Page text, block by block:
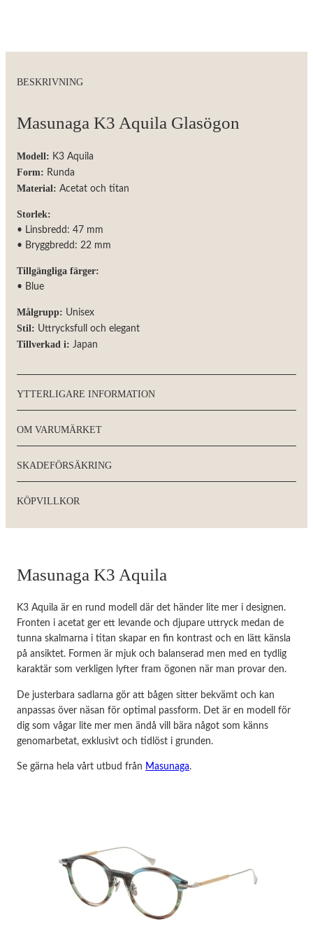
BESKRIVNING
Masunaga K3 Aquila Glasögon
Modell: K3 Aquila
Form: Runda
Material: Acetat och titan
Storlek:
• Linsbredd: 47 mm
• Bryggbredd: 22 mm
Tillgängliga färger:
• Blue
Målgrupp: Unisex
Stil: Uttrycksfull och elegant
Tillverkad i: Japan
YTTERLIGARE INFORMATION
OM VARUMÄRKET
SKADEFÖRSÄKRING
KÖPVILLKOR
Masunaga K3 Aquila
K3 Aquila är en rund modell där det händer lite mer i designen.
Fronten i acetat ger ett levande och djupare uttryck medan de
tunna skalmarna i titan skapar en fin kontrast och en lätt känsla
på ansiktet. Formen är mjuk och balanserad men med en tydlig
karaktär som verkligen lyfter fram ögonen när man provar den.
De justerbara sadlarna gör att bågen sitter bekvämt och kan
anpassas över näsan för optimal passform. Det är en modell för
dig som vågar lite mer men ändå vill bära något som känns
genomarbetat, exklusivt och tidlöst i grunden.
Se gärna hela vårt utbud från Masunaga.
funktionalitet
från
Marknadsföring
med dig av dina
intressen och
ditt beteende
när du surfar
att få se
personligt
anpassat innehåll